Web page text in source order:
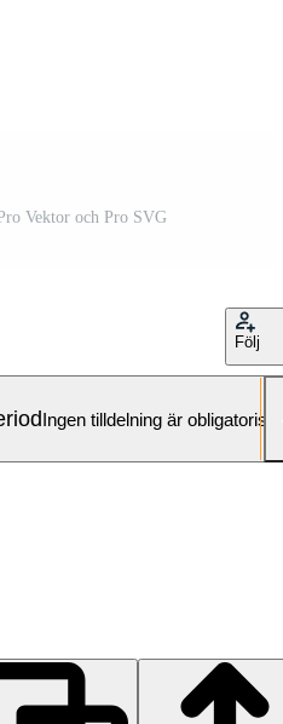
Vektor och Pro SVG
Följ
Ingen tilldelning är obligatorisk